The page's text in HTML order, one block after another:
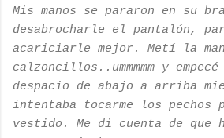
Mis manos se pararon en su
desabrocharle el pantalón,
acariciarle mejor. Metí la
calzoncillos..ummmmm y
despacio de abajo a arriba
intentaba tocarme los pechos
vestido. Me di cuenta de que